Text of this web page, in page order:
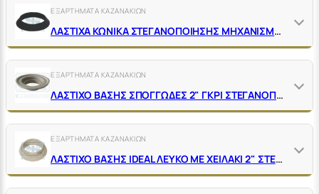
ΕΞΑΡΤΗΜΑΤΑ ΚΑΖΑΝΑΚΙΩΝ
ΛΑΣΤΙΧΑ ΚΩΝΙΚΑ ΣΤΕΓΑΝΟΠΟΙΗΣΗΣ ΜΗΧΑΝΙΣΜΟΥ-ΚΑΖΑΝΑΚΙΟΥ
ΕΞΑΡΤΗΜΑΤΑ ΚΑΖΑΝΑΚΙΩΝ
ΛΑΣΤΙΧΟ ΒΑΣΗΣ ΣΠΟΓΓΩΔΕΣ 2" ΓΚΡΙ ΣΤΕΓΑΝΟΠΟΙΗΣΗΣ ΚΑΖΑΝΑΚΙΟΥ-ΛΕΚΑΝΗΣ
ΕΞΑΡΤΗΜΑΤΑ ΚΑΖΑΝΑΚΙΩΝ
ΛΑΣΤΙΧΟ ΒΑΣΗΣ IDEAL ΛΕΥΚΟ ΜΕ ΧΕΙΛΑΚΙ 2" ΣΤΕΓΑΝΟΠΟΙΗΣΗΣ ΚΑΖΑΝΑΚΙΟΥ-ΛΕΚΑΝΗΣ